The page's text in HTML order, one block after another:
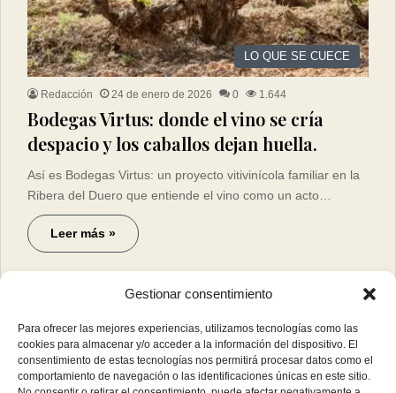
Gestionar consentimiento
Para ofrecer las mejores experiencias, utilizamos tecnologías como las
cookies para almacenar y/o acceder a la información del dispositivo. El
consentimiento de estas tecnologías nos permitirá procesar datos como el
comportamiento de navegación o las identificaciones únicas en este sitio.
LO QUE SE CUECE
Redacción 24 de enero de 2026 0 1.644
Bodegas Virtus: donde el vino se cría
despacio y los caballos dejan huella.
Así es Bodegas Virtus: un proyecto vitivinícola familiar en la
Ribera del Duero que entiende el vino como un acto…
Leer más »